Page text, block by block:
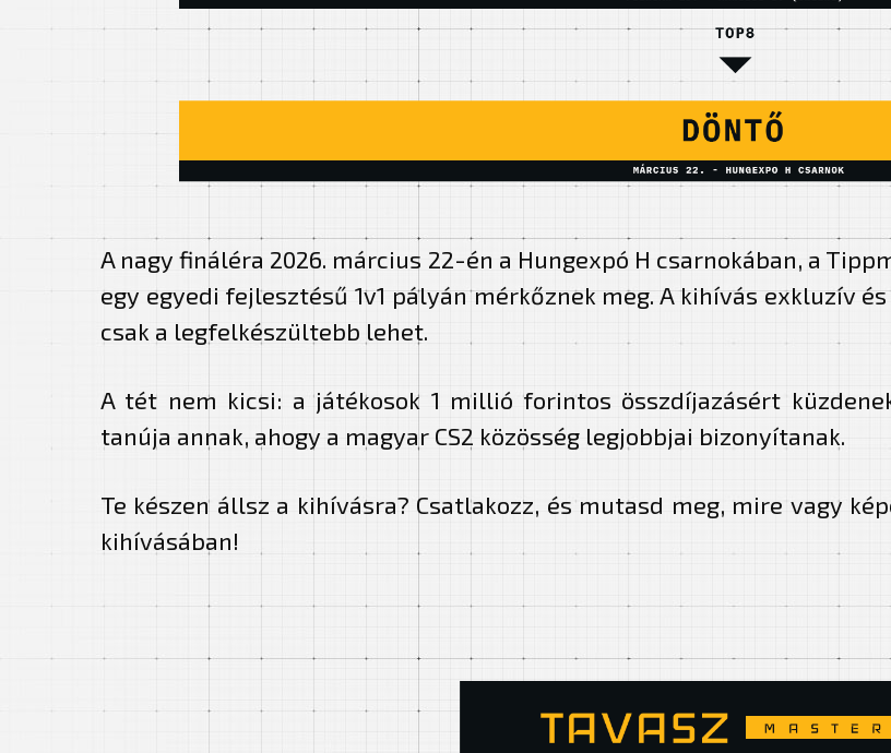
A nagy fináléra 2026. március 22-én a Hungexpó H csarnokában, a
egy egyedi fejlesztésű 1v1 pályán mérkőznek meg. A kihívás exkluzív
csak a legfelkészültebb lehet.
A tét nem kicsi: a játékosok 1 millió forintos összdíjazásért
tanúja annak, ahogy a magyar CS2 közösség legjobbjai bizonyítanak.
Te készen állsz a kihívásra? Csatlakozz, és mutasd meg, mire vagy
kihívásában!